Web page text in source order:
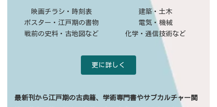
映画チラシ・時刻表
ポスター・江戸期の書物
戦前の史料・古地図など
建築・土木
電気・機械
化学・通信技術など
更に詳しく
最新刊から江戸期の古典籍、学術専門書やサブカルチャー関